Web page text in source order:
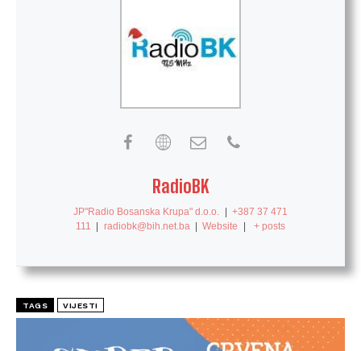
RadioBK
JP"Radio Bosanska Krupa" d.o.o. | +387 37 471
111
| radiobk@bih.net.ba | Website | + posts
TAGS VIJESTI